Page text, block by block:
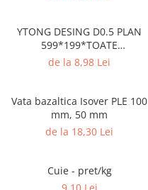
Blocheti
Boltari finisati
Capace de gard
Contratreapta
Elemente gard
YTONG DESING D0.5 PLAN
599*199*TOATE
DIMENSIUNILE pret/buc
de la 8,98 Lei
Vata bazaltica Isover PLE 100
mm, 50 mm
de la 18,30 Lei
Cuie - pret/kg